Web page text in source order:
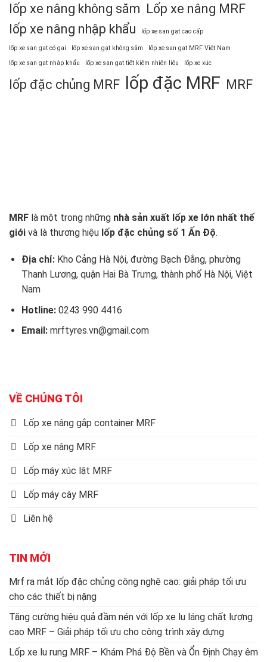
lốp xe nâng không săm Lốp xe nâng MRF
lốp xe nâng nhập khẩu
lốp xe san gạt cao cấp
lốp xe san gạt có gai lốp xe san gạt không săm
lốp xe san gạt MRF Việt Nam
lốp xe san gạt nhập khẩu
lốp xe san gạt tiết kiệm nhiên liệu lốp xe xúc
lốp đặc chủng MRF lốp đặc MRF MRF
MRF là một trong những nhà sản xuất lốp xe lớn nhất thế
giới và là thương hiệu lốp đặc chủng số 1 Ấn Độ.
Địa chỉ:Kho Cảng Hà Nội, đường Bạch Đằng, phường
Thanh Lương, quận Hai Bà Trưng, thành phố Hà Nội, Việt
Nam
Hotline: 0243 990 4416
Email: mrftyres.vn@gmail.com
VỀ CHÚNG TÔI
Lốp xe nâng gắp container MRF
Lốp xe nâng MRF
Lốp máy xúc lật MRF
Lốp máy cày MRF
Liên hệ
TIN MỚI
Mrf ra mắt lốp đặc chủng công nghệ cao: giải pháp tối ưu
cho các thiết bị nặng
Tăng cường hiệu quả đầm nén với lốp xe lu láng chất lượng
cao MRF – Giải pháp tối ưu cho công trình xây dựng
Lốp xe lu rung MRF – Khám Phá Độ Bền và Ổn Định Chạy êm